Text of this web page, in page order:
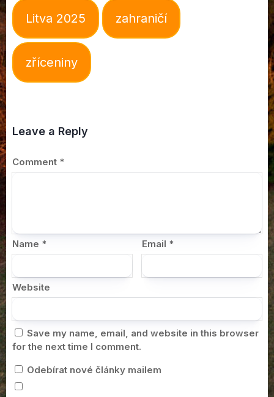
Litva 2025 zahraničí
zříceniny
Leave a Reply
Comment *
Name * Email *
Website
Save my name, email, and website in this browser
for the next time I comment.
Odebírat nové články mailem